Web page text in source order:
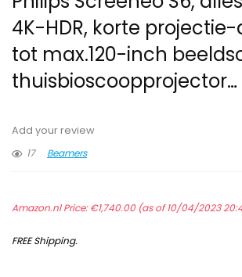
4K-HDR, korte
tot max.120-inch
thuisbioscoopprojector…
Add your review
17
Beamers
Amazon.nl Price:€1,740.00(as of 10/04/2023
FREE Shipping.